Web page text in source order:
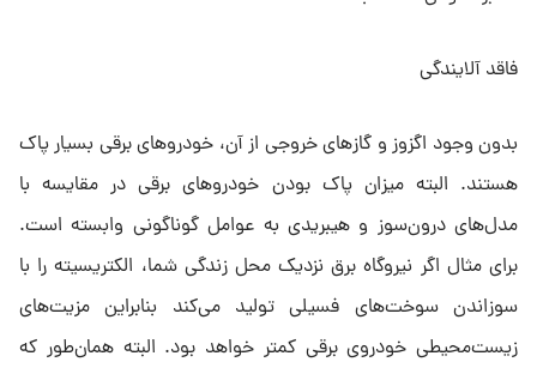
فاقد آلایندگی
بدون وجود اگزوز و گازهای خروجی از آن، خودروهای برقی بسیار پاک
هستند. البته میزان پاک بودن خودروهای برقی در مقایسه با
مدل‌های درون‌سوز و هیبریدی به عوامل گوناگونی وابسته است.
برای مثال اگر نیروگاه برق نزدیک محل زندگی شما، الکتریسیته را با
سوزاندن سوخت‌های فسیلی تولید می‌کند بنابراین مزیت‌های
زیست‌محیطی خودروی برقی کمتر خواهد بود. البته همان‌طور که